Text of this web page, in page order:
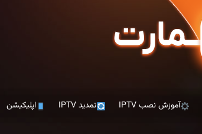
آموزش نصب IPTV تمدید IPTV اپلیکیشن